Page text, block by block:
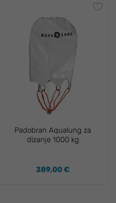
Padobran Aqualung za
dizanje 1000 kg
389,00 €